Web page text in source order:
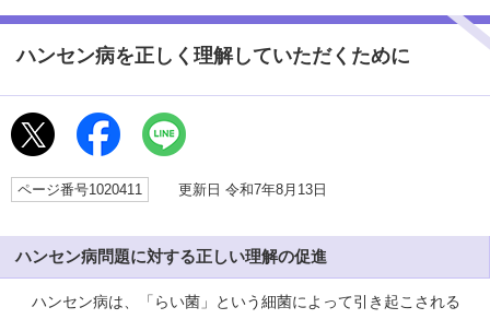
ハンセン病を正しく理解していただくために
ページ番号1020411 更新日 令和7年8月13日
ハンセン病問題に対する正しい理解の促進
ハンセン病は、「らい菌」という細菌によって引き起こされる